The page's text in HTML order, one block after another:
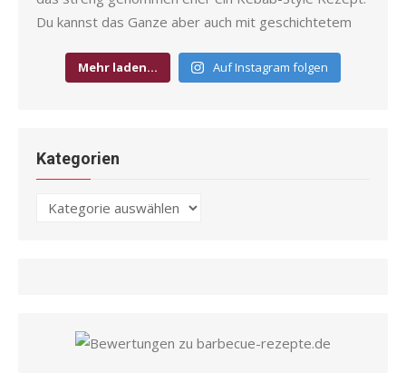
Mehr laden… Auf Instagram folgen
Kategorien
Kategorien